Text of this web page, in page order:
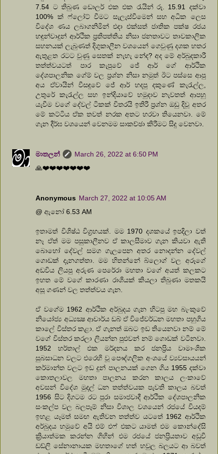
7.54 ට තිබුණ ඩොලර් එක එක රැයින් රූ. 15.91 දක්වා
100% ක් ෆ්ලෝට් වීමට සැලැස්වීමෙන් සහ අධික ලෙස
විදේශ ණය ලබාගනිමින් එදා එක්සත් ජාතික පක්ෂ රජය
හඳුන්වාදුන් ආර්ථික ප්‍රතිපත්තිය නිසා ජනතාවට තාවකාලික
සහනයක් ලැබුණත් දිගුකාලීන වශයෙන් ගෙවුණු දශක හතර
ඇතුළත රටට වුණු සෙතක් නැහැ නේද? අද මේ අර්බුදකාරී
තත්ත්වයටත් පාර කැපුවේ ජේ ආර් ගේ ආර්ථික
දේශපාලනික ගේම් වල ප්‍රශ්න නිසා නමුත් ඊට පස්සෙ ආපු
අය ඒවායින් වීසඳුවේ ජේ ආර් හදපු දකුණේ කැරැල්ල,
උතුරේ කැරැල්ල සහ ඉන්දියාවේ හමුදාව නැවතත් ආපහු
යැවීම වගේ දේවල් ටිකක් විතරයි ඉතිරී ප්‍රශ්න ඔඩු දිවූ අතර
මේ කට්ටිය ඒක තවත් නරක අතට හරවා තියෙනවා. මේ
ගැන දීර්ඝ වශයෙන් වෙනමම සාකච්ඡා කිරීමට සිදු වෙනවා.
මාතලන්
March 26, 2022 at 6:50 PM
🙏❤️❤️❤️❤️❤️❤️❤️
Anonymous March 27, 2022 at 10:05 AM
@ ඇනෝ 6.53 AM
ඉතාමත් විශිෂ්ඨ විග්‍රහයක්. මම 1970 දශකයේ ඉපදිලා වත්
නෑ ඒත් මම පසුකාලීනව ඒ කාලසීමාව ගැන කියවා ඇති
බොහෝ දේවල් සමග ගැලපෙන අතර නොදන්න දේවල්
ගොඩක් දැනගත්තා. මම හිතන්නේ බ්ලොග් වල අරූගේ
අඩවිය ලියපු අරුණ පෙරේරා මහතා වගේ අයත් කලකට
ඉහත මේ වගේ කාරණා රාශියක් කියලා තිබුණා මතකයි
අසූ ගණන් වල තත්ත්වය ගැන.
ඒ වගේම 1962 ආර්ථික අර්බුදය ගැන හිටපු මහ බැංකුවේ
නියෝජ්‍ය අධ්‍යක්‍ෂ ආචාර්ය ඩබ් ඒ විජේවර්ධන මහතා පහුගිය
කාලේ විස්තර කළා. ඒ ගැනත් ඔබට ඉඩ තියෙනවා නම් මේ
වගේ විස්තර කරලා ලියන්න පුළුවන් නම් ගොඩක් වටිනවා.
1952 හර්තාල් එක මර්දනය කර ජනප්‍රිය වාමාංශික
සුබසාධන වලට එරෙහි වූ පෞද්ගලික අංශයේ ව්‍යවසායයන්
කර්මාන්ත වලට ඉඩ දුන් පාලනයක් ගෙන ගිය 1955 දක්වා
කොතලාවල මහතා පාලනය කරන කාලය ලංකාවේ
අවසන් විදේශ මුදල් ධන තත්ත්වයක පැවති කාලය බවත්
1956 සිට දිගටම රට පුරා සමාජවාදී ආර්ථික දේශපාලනික
සංකල්ප වල බලපෑම් නිසා විශාල වශයෙන් රජයේ වියදම්
ඉහළ යෑමත් සමඟ ඇතිවන තත්ත්ව යටතේ 1962 ආර්ථික
අර්බුදය හමුවේ අයි එම් එෆ් එකට යාමත් එම කොන්දේසි
ක්‍රියාත්මක කරන්න ගිහින් එම රජයේ ජනප්‍රියතාව අඩුවී
ඩඩ්ලි සේනානායක මහතාගේ හත් හවුල බලයට ආ බවත්